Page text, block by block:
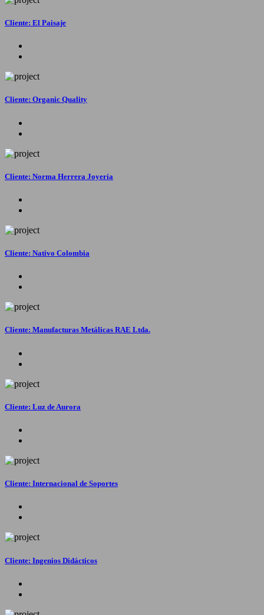
Cliente: El Paisaje
Cliente: Organic Quality
Cliente: Norma Herrera Joyería
Cliente: Nativo Colombia
Cliente: Manufacturas Metálicas RAE Ltda.
Cliente: Luz de Aurora
Cliente: Internacional de Soportes
Cliente: Ingenios Didácticos